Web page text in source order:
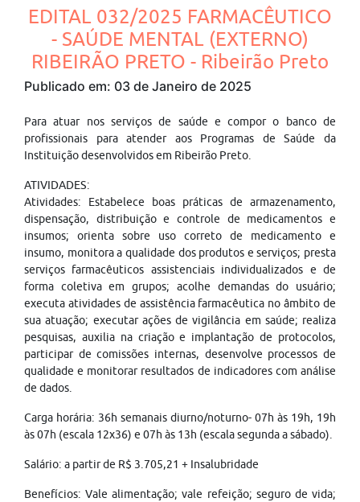
EDITAL 032/2025 FARMACÊUTICO
- SAÚDE MENTAL (EXTERNO)
RIBEIRÃO PRETO - Ribeirão Preto
Publicado em: 03 de Janeiro de 2025
Para atuar nos serviços de saúde e compor o banco de
profissionais para atender aos Programas de Saúde da
Instituição desenvolvidos em Ribeirão Preto.
ATIVIDADES:
Atividades: Estabelece boas práticas de armazenamento,
dispensação, distribuição e controle de medicamentos e
insumos; orienta sobre uso correto de medicamento e
insumo, monitora a qualidade dos produtos e serviços; presta
serviços farmacêuticos assistenciais individualizados e de
forma coletiva em grupos; acolhe demandas do usuário;
executa atividades de assistência farmacêutica no âmbito de
sua atuação; executar ações de vigilância em saúde; realiza
pesquisas, auxilia na criação e implantação de protocolos,
participar de comissões internas, desenvolve processos de
qualidade e monitorar resultados de indicadores com análise
de dados.
Carga horária: 36h semanais diurno/noturno- 07h às 19h, 19h
às 07h (escala 12x36) e 07h às 13h (escala segunda a sábado).
Salário: a partir de R$ 3.705,21 + Insalubridade
Benefícios: Vale alimentação; vale refeição; seguro de vida;